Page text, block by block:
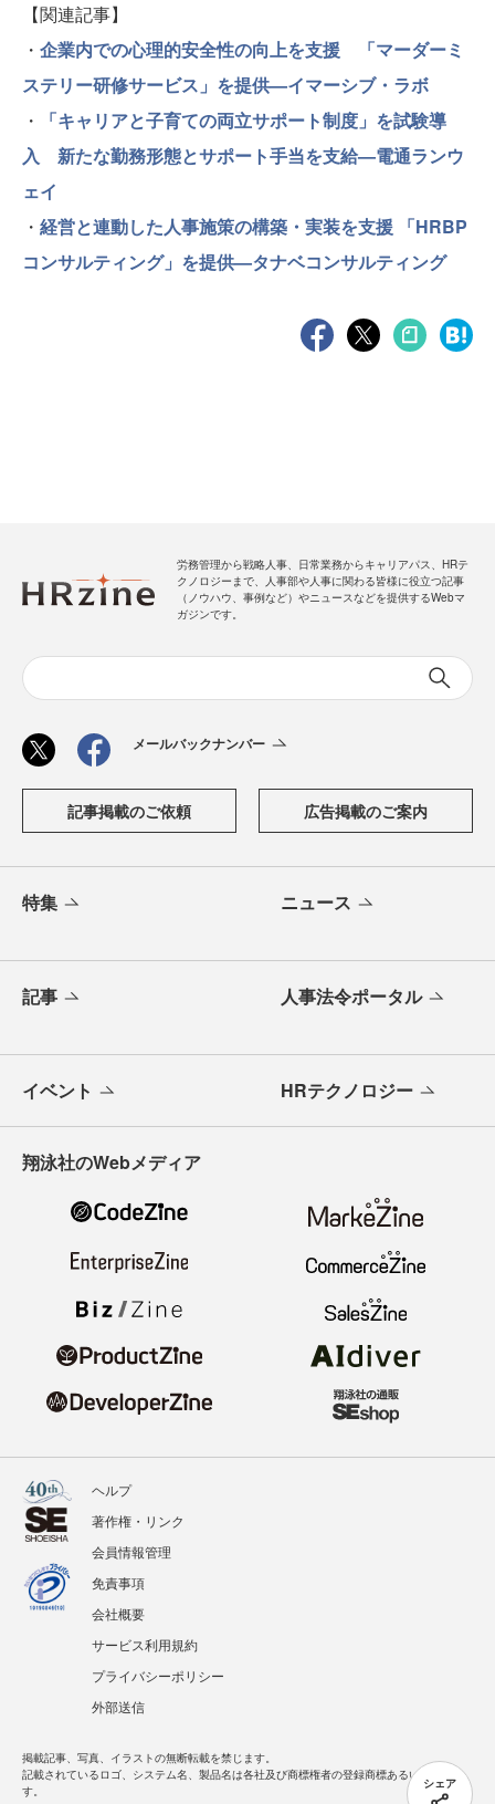
【関連記事】
・ 企業内での心理的安全性の向上を支援 「マーダーミ
ステリー研修サービス」を提供—イマーシブ・ラボ
・
「キャリアと子育ての両立サポート制度」を試験導
入 新たな勤務形態とサポート手当を支給—電通ランウ
ェイ
・ 経営と連動した人事施策の構築・実装を支援 「HRBP
コンサルティング」を提供—タナベコンサルティング
シェア
労務管理から戦略人事、日常業務からキャリアパス、HRテ
クノロジーまで、人事部や人事に関わる皆様に役立つ記事
（ノウハウ、事例など）やニュースなどを提供するWebマ
ガジンです。
メールバックナンバー
記事掲載のご依頼 広告掲載のご案内
特集 ニュース
記事 人事法令ポータル
イベント HRテクノロジー
翔泳社のWebメディア
ヘルプ
著作権・リンク
会員情報管理
免責事項
会社概要
サービス利用規約
プライバシーポリシー
外部送信
掲載記事、写真、イラストの無断転載を禁じます。
記載されているロゴ、システム名、製品名は各社及び商標権者の登録商標あるいは商標で
す。